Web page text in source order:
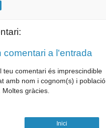
comentari a l'entrada
teu comentari és imprescindible
amb nom i cognom(s) i població
gràcies.
Inici